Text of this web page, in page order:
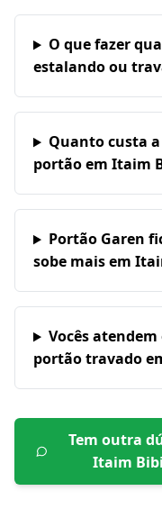
O que fazer
estalando ou
Quanto custa
portão em Itaim
Portão Garen
sobe mais em
Vocês
portão travado
Tem outra
Itaim Bibi